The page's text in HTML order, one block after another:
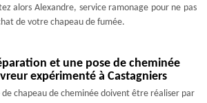
alors Alexandre, service ramonage pour ne pas
de votre chapeau de fumée.
et une pose de cheminée
expérimenté à Castagniers
chapeau de cheminée doivent être réaliser par